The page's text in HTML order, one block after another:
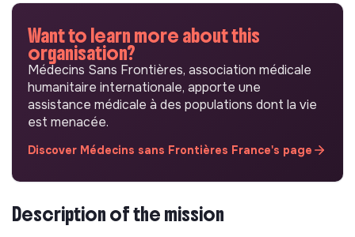
Want to learn more about this
organisation?
Médecins Sans Frontières, association médicale
humanitaire internationale, apporte une
assistance médicale à des populations dont la vie
est menacée.
Discover Médecins sans Frontières France's page
Description of the mission